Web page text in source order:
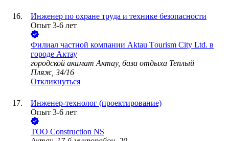
Инженер по охране труда и технике безопасности
Опыт 3-6 лет
Филиал частной компании Aktau Tоurism City Ltd. в
городе Актау
городской акимат Актау, база отдыха Теплый
Пляж, 34/16
Откликнуться
Инженер-технолог (проектирование)
Опыт 3-6 лет
ТОО Construction NS